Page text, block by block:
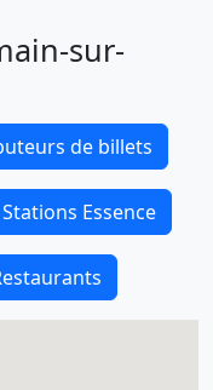
sur-
de billets
Essence